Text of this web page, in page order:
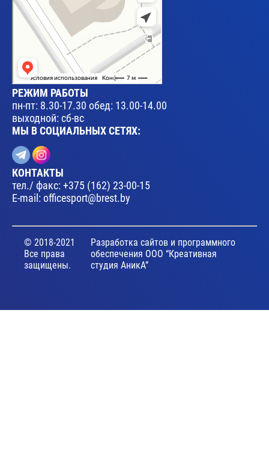
РЕЖИМ РАБОТЫ
пн-пт: 8.30-17.30 обед: 13.00-14.00
выходной: сб-вс
МЫ В СОЦИАЛЬНЫХ СЕТЯХ:
КОНТАКТЫ
тел./ факс:+375 (162) 23-00-15
E-mail: officesport@brest.by
© 2018-2021
Все права
защищены.
Разработка сайтов и программного
обеспечения ООО “Креативная
студия АникА”